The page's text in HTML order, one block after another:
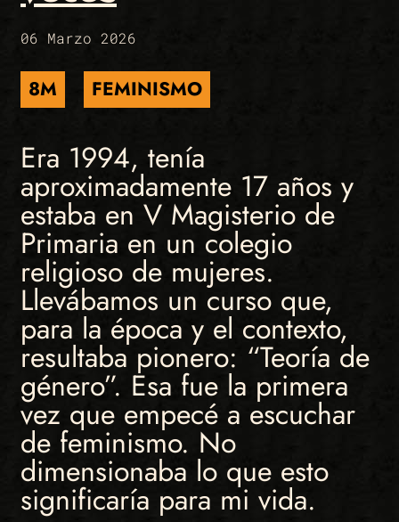
06 Marzo 2026
8M FEMINISMO
Era 1994, tenía
aproximadamente 17 años y
estaba en V Magisterio de
Primaria en un colegio
religioso de mujeres.
Llevábamos un curso que,
para la época y el contexto,
resultaba pionero: “Teoría de
género”. Esa fue la primera
vez que empecé a escuchar
de feminismo. No
dimensionaba lo que esto
significaría para mi vida.